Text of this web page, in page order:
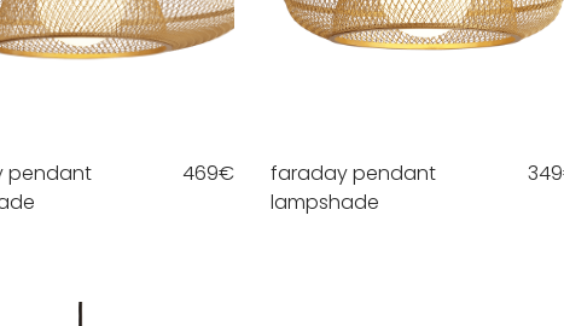
pendant
469€
faraday pendant
lampshade
349